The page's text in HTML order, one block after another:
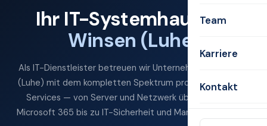
Team
Karriere
Kontakt
Ihr IT-Systemhaus für
Winsen (Luhe)
Als IT-Dienstleister betreuen wir Unternehmen in Winsen
(Luhe) mit dem kompletten Spektrum professioneller IT-
Services — von Server und Netzwerk über Cloud und
Microsoft 365 bis zu IT-Sicherheit und Managed Services.